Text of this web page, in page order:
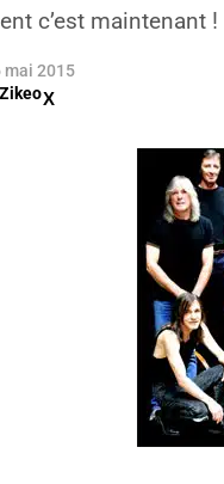
c’est maintenant !
mai 2015